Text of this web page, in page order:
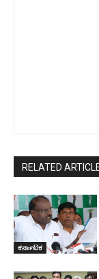
RELATED
ಕರ್ನಾಟಕ